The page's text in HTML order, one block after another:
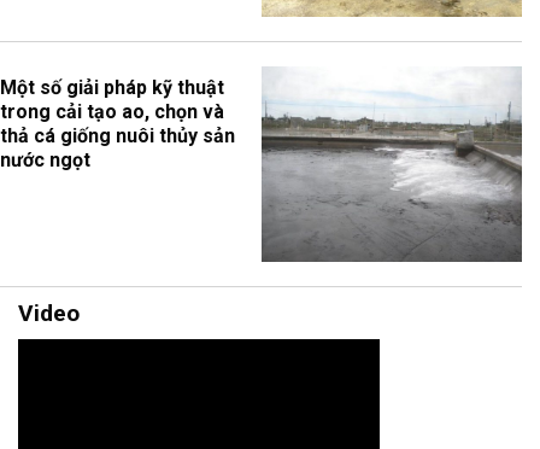
Một số giải pháp kỹ thuật
trong cải tạo ao, chọn và
thả cá giống nuôi thủy sản
nước ngọt
Video